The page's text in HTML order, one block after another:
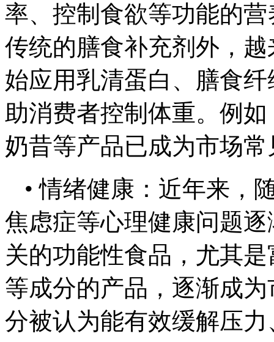
率、控制食欲等功能的
传统的膳食补充剂外，
始应用乳清蛋白、膳食
助消费者控制体重。例
奶昔等产品已成为市场
• 情绪健康：近年来，
焦虑症等心理健康问题
关的功能性食品，尤其
等成分的产品，逐渐成
分被认为能有效缓解压